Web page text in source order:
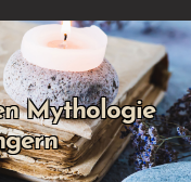
Mythologie